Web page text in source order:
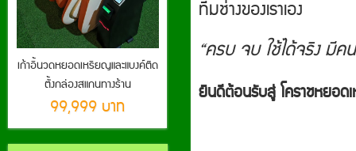
เก้าอี้นวดหยอดเหรียญและแบงค์ติด
ตั้งกล่องสแกนทางร้าน
99,999 บาท
ทีมช่างของเราเอง
“ครบ จบ ใช้ได้จริง มีค
ยินดีต้อนรับสู่ โคราชหยอ